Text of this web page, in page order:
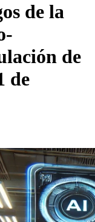
de la
de
de